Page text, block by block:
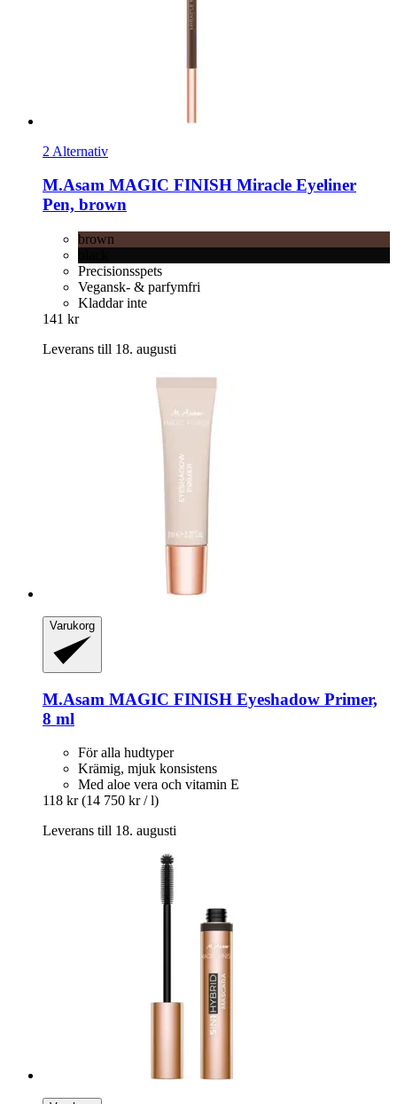
2 Alternativ
M.Asam MAGIC FINISH Miracle Eyeliner
Pen, brown
brown
Precisionsspets
Vegansk- & parfymfri
Kladdar inte
141 kr
Leverans till 18. augusti
Varukorg
M.Asam MAGIC FINISH Eyeshadow Primer,
8 ml
För alla hudtyper
Krämig, mjuk konsistens
Med aloe vera och vitamin E
118 kr (14 750 kr / l)
Leverans till 18. augusti